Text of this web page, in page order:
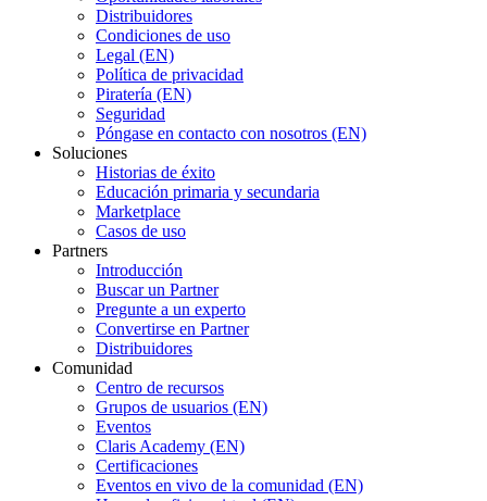
Distribuidores
Condiciones de uso
Legal (EN)
Política de privacidad
Piratería (EN)
Seguridad
Póngase en contacto con nosotros (EN)
Soluciones
Historias de éxito
Educación primaria y secundaria
Marketplace
Casos de uso
Partners
Introducción
Buscar un Partner
Pregunte a un experto
Convertirse en Partner
Distribuidores
Comunidad
Centro de recursos
Grupos de usuarios (EN)
Eventos
Claris Academy (EN)
Certificaciones
Eventos en vivo de la comunidad (EN)